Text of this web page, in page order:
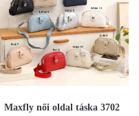
Maxfly női oldal táska 3702